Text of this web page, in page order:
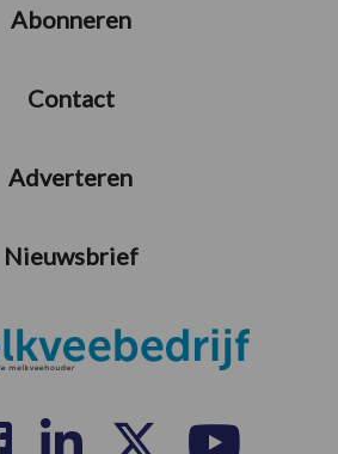
Abonneren
Contact
Adverteren
Nieuwsbrief